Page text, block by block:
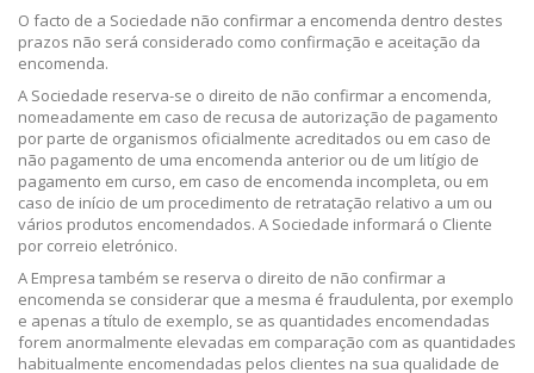
O facto de a Sociedade não confirmar a encomenda dentro destes
prazos não será considerado como confirmação e aceitação da
encomenda.
A Sociedade reserva-se o direito de não confirmar a encomenda,
nomeadamente em caso de recusa de autorização de pagamento
por parte de organismos oficialmente acreditados ou em caso de
não pagamento de uma encomenda anterior ou de um litígio de
pagamento em curso, em caso de encomenda incompleta, ou em
caso de início de um procedimento de retratação relativo a um ou
vários produtos encomendados. A Sociedade informará o Cliente
por correio eletrónico.
A Empresa também se reserva o direito de não confirmar a
encomenda se considerar que a mesma é fraudulenta, por exemplo
e apenas a título de exemplo, se as quantidades encomendadas
forem anormalmente elevadas em comparação com as quantidades
habitualmente encomendadas pelos clientes na sua qualidade de